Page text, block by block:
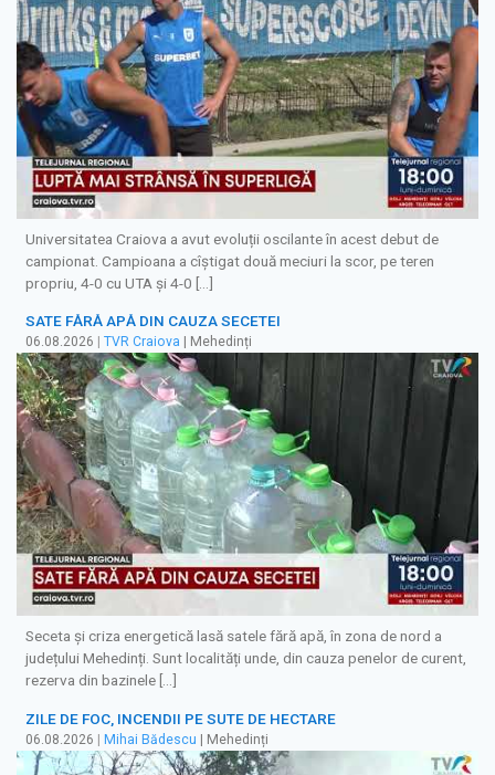
Universitatea Craiova a avut evoluții oscilante în acest debut de
campionat. Campioana a cîștigat două meciuri la scor, pe teren
propriu, 4-0 cu UTA și 4-0 […]
SATE FĂRĂ APĂ DIN CAUZA SECETEI
06.08.2026 TVR Craiova | Mehedinți
Seceta și criza energetică lasă satele fără apă, în zona de nord a
județului Mehedinți. Sunt localități unde, din cauza penelor de curent,
rezerva din bazinele […]
ZILE DE FOC, INCENDII PE SUTE DE HECTARE
06.08.2026 | Mihai Bădescu | Mehedinți